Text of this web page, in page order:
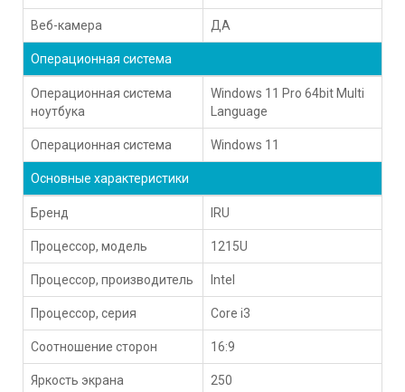
Веб-камера ДА
Операционная система
Операционная система
ноутбука
Windows 11 Pro 64bit Multi
Language
Операционная система Windows 11
Основные характеристики
Бренд IRU
Процессор, модель 1215U
Процессор, производитель Intel
Процессор, серия Core i3
Соотношение сторон 16:9
Яркость экрана 250